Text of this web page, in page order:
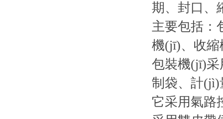
期、封口、
主要包括：
機(jī)、收
包裝機(jī)采
制袋、計(jì)
它采用氣路